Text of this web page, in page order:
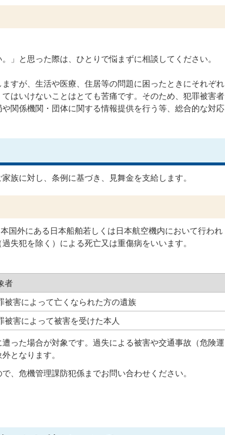
」と思った際は、ひとりで悩まずに相談してください。
すが、生活や医療、住居等の問題に困ったときにそれぞれ
はいけないことはとても苦痛です。そのため、犯罪被害者
関係機関・団体に関する情報提供を行う等、総合的な対応
族に対し、条例に基づき、見舞金を支給します。
国外にある日本船舶若しくは日本航空機内において行われ
失犯を除く）による死亡又は重傷病をいいます。
者
被害によって亡くなられた方の遺族
被害によって被害を受けた本人
った場合が対象です。過失による被害や交通事故（危険運
となります。
、危機管理課防犯係までお問い合わせください。